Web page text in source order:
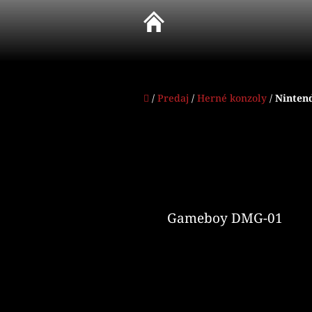
Domov
/ Predaj / Herné konzoly /
Gameboy DMG-01